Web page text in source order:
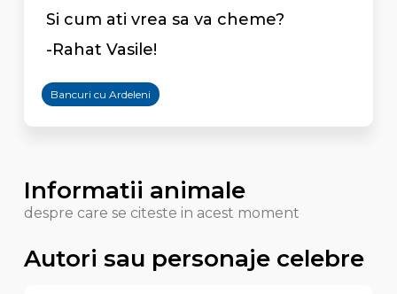
Si cum ati vrea sa va cheme?
-Rahat Vasile!
Bancuri cu Ardeleni
Informatii animale
despre care se citeste in acest moment
Autori sau personaje celebre